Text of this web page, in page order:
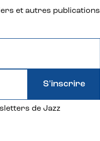
et autres publications
de Jazz
S'inscrire